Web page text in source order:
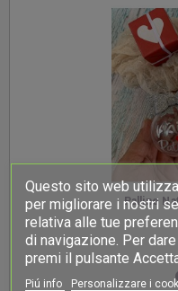
Palline
Questo sito web
per migliorare i nostri
relativa alle tue
di navigazione. Per
premi il pulsante
Piú info Personalizzare i